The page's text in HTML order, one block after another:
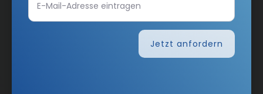
Herder Korrespondenz
Ideenwerkstatt Gottesdienste
Pastoralblätter
Jetzt anfordern